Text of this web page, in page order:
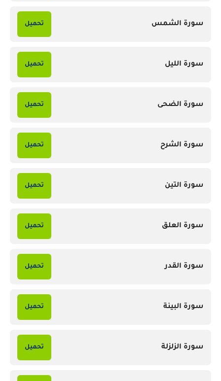
سورة الشمس تحميل
سورة الليل تحميل
سورة الضحى تحميل
سورة الشرح تحميل
سورة التين تحميل
سورة العلق تحميل
سورة القدر تحميل
سورة البينة تحميل
سورة الزلزلة تحميل